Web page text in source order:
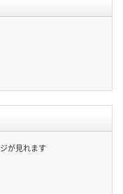
が見れます